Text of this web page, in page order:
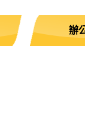
辦